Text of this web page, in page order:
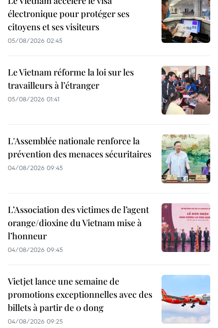
électronique pour protéger ses
citoyens et ses visiteurs
05/08/2026 02:45
Le Vietnam réforme la loi sur les
travailleurs à l’étranger
05/08/2026 01:41
L'Assemblée nationale renforce la
prévention des menaces sécuritaires
04/08/2026 09:45
L’Association des victimes de l’agent
orange/dioxine du Vietnam mise à
l’honneur
04/08/2026 09:45
Vietjet lance une semaine de
promotions exceptionnelles avec des
billets à partir de 0 dong
04/08/2026 09:25